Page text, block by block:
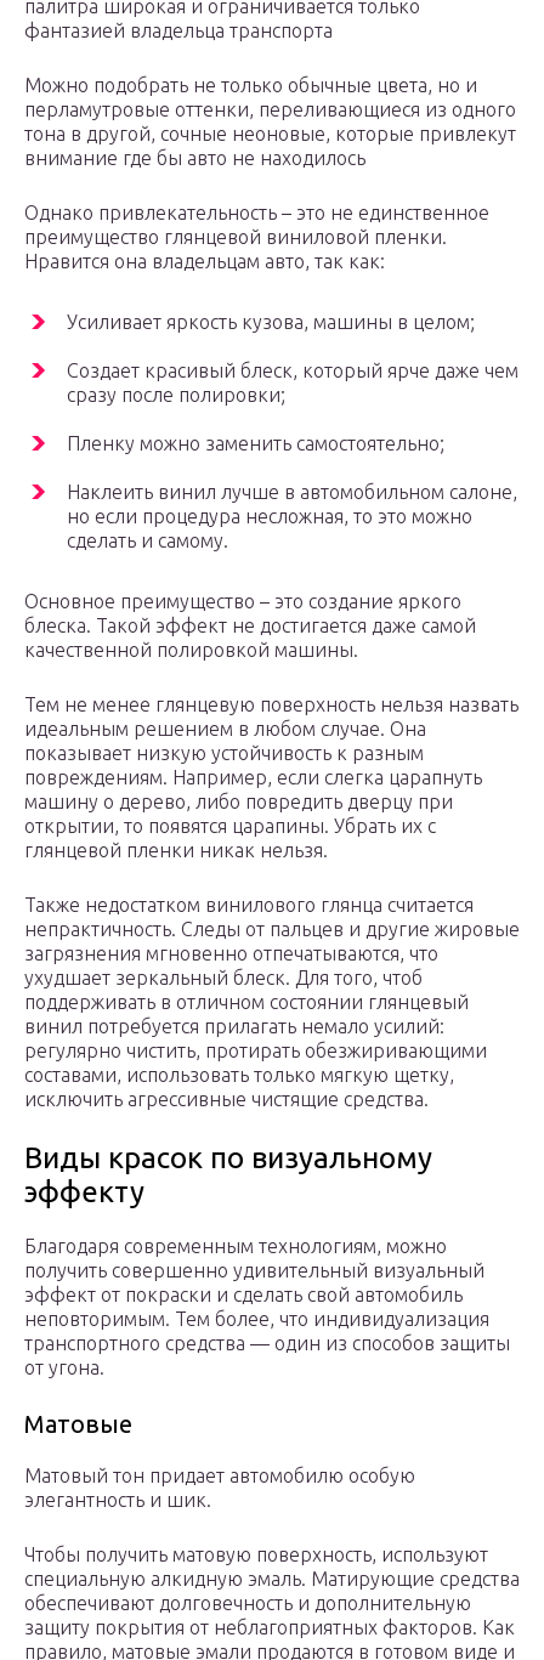
палитра широкая и ограничивается только
фантазией владельца транспорта
Можно подобрать не только обычные цвета, но и
перламутровые оттенки, переливающиеся из одного
тона в другой, сочные неоновые, которые привлекут
внимание где бы авто не находилось
Однако привлекательность – это не единственное
преимущество глянцевой виниловой пленки.
Нравится она владельцам авто, так как:
Усиливает яркость кузова, машины в целом;
Создает красивый блеск, который ярче даже чем
сразу после полировки;
Пленку можно заменить самостоятельно;
Наклеить винил лучше в автомобильном салоне,
но если процедура несложная, то это можно
сделать и самому.
Основное преимущество – это создание яркого
блеска. Такой эффект не достигается даже самой
качественной полировкой машины.
Тем не менее глянцевую поверхность нельзя назвать
идеальным решением в любом случае. Она
показывает низкую устойчивость к разным
повреждениям. Например, если слегка царапнуть
машину о дерево, либо повредить дверцу при
открытии, то появятся царапины. Убрать их с
глянцевой пленки никак нельзя.
Также недостатком винилового глянца считается
непрактичность. Следы от пальцев и другие жировые
загрязнения мгновенно отпечатываются, что
ухудшает зеркальный блеск. Для того, чтоб
поддерживать в отличном состоянии глянцевый
винил потребуется прилагать немало усилий:
регулярно чистить, протирать обезжиривающими
составами, использовать только мягкую щетку,
исключить агрессивные чистящие средства.
Виды красок по визуальному
эффекту
Благодаря современным технологиям, можно
получить совершенно удивительный визуальный
эффект от покраски и сделать свой автомобиль
неповторимым. Тем более, что индивидуализация
транспортного средства — один из способов защиты
от угона.
Матовые
Матовый тон придает автомобилю особую
элегантность и шик.
Чтобы получить матовую поверхность, используют
специальную алкидную эмаль. Матирующие средства
обеспечивают долговечность и дополнительную
защиту покрытия от неблагоприятных факторов. Как
правило, матовые эмали продаются в готовом виде и